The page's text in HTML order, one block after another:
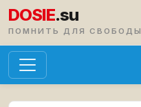
DOSIE.su
ПОМНИТЬ ДЛЯ СВОБОДЫ